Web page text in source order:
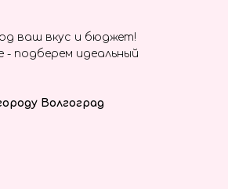
ваш вкус и бюджет!
подберем идеальный
Волгоград